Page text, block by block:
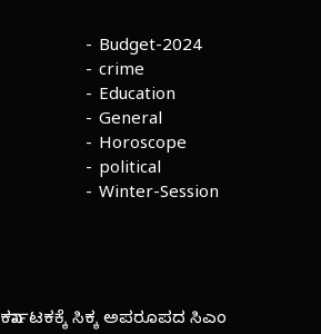
Budget-2024
crime
Education
General
Horoscope
political
Winter-Session
ಕರ್ನಾಟಕಕ್ಕೆ ಸಿಕ್ಕ ಅಪರೂಪದ ಸಿಎಂ